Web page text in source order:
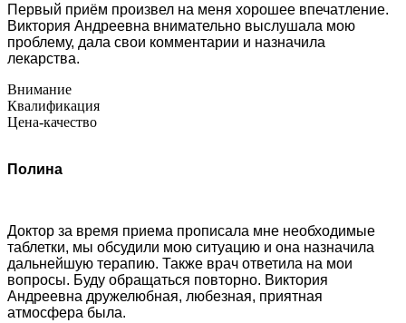
Первый приём произвел на меня хорошее впечатление.
Виктория Андреевна внимательно выслушала мою
проблему, дала свои комментарии и назначила
лекарства.
Внимание
Квалификация
Цена-качество
Полина
Доктор за время приема прописала мне необходимые
таблетки, мы обсудили мою ситуацию и она назначила
дальнейшую терапию. Также врач ответила на мои
вопросы. Буду обращаться повторно. Виктория
Андреевна дружелюбная, любезная, приятная
атмосфера была.